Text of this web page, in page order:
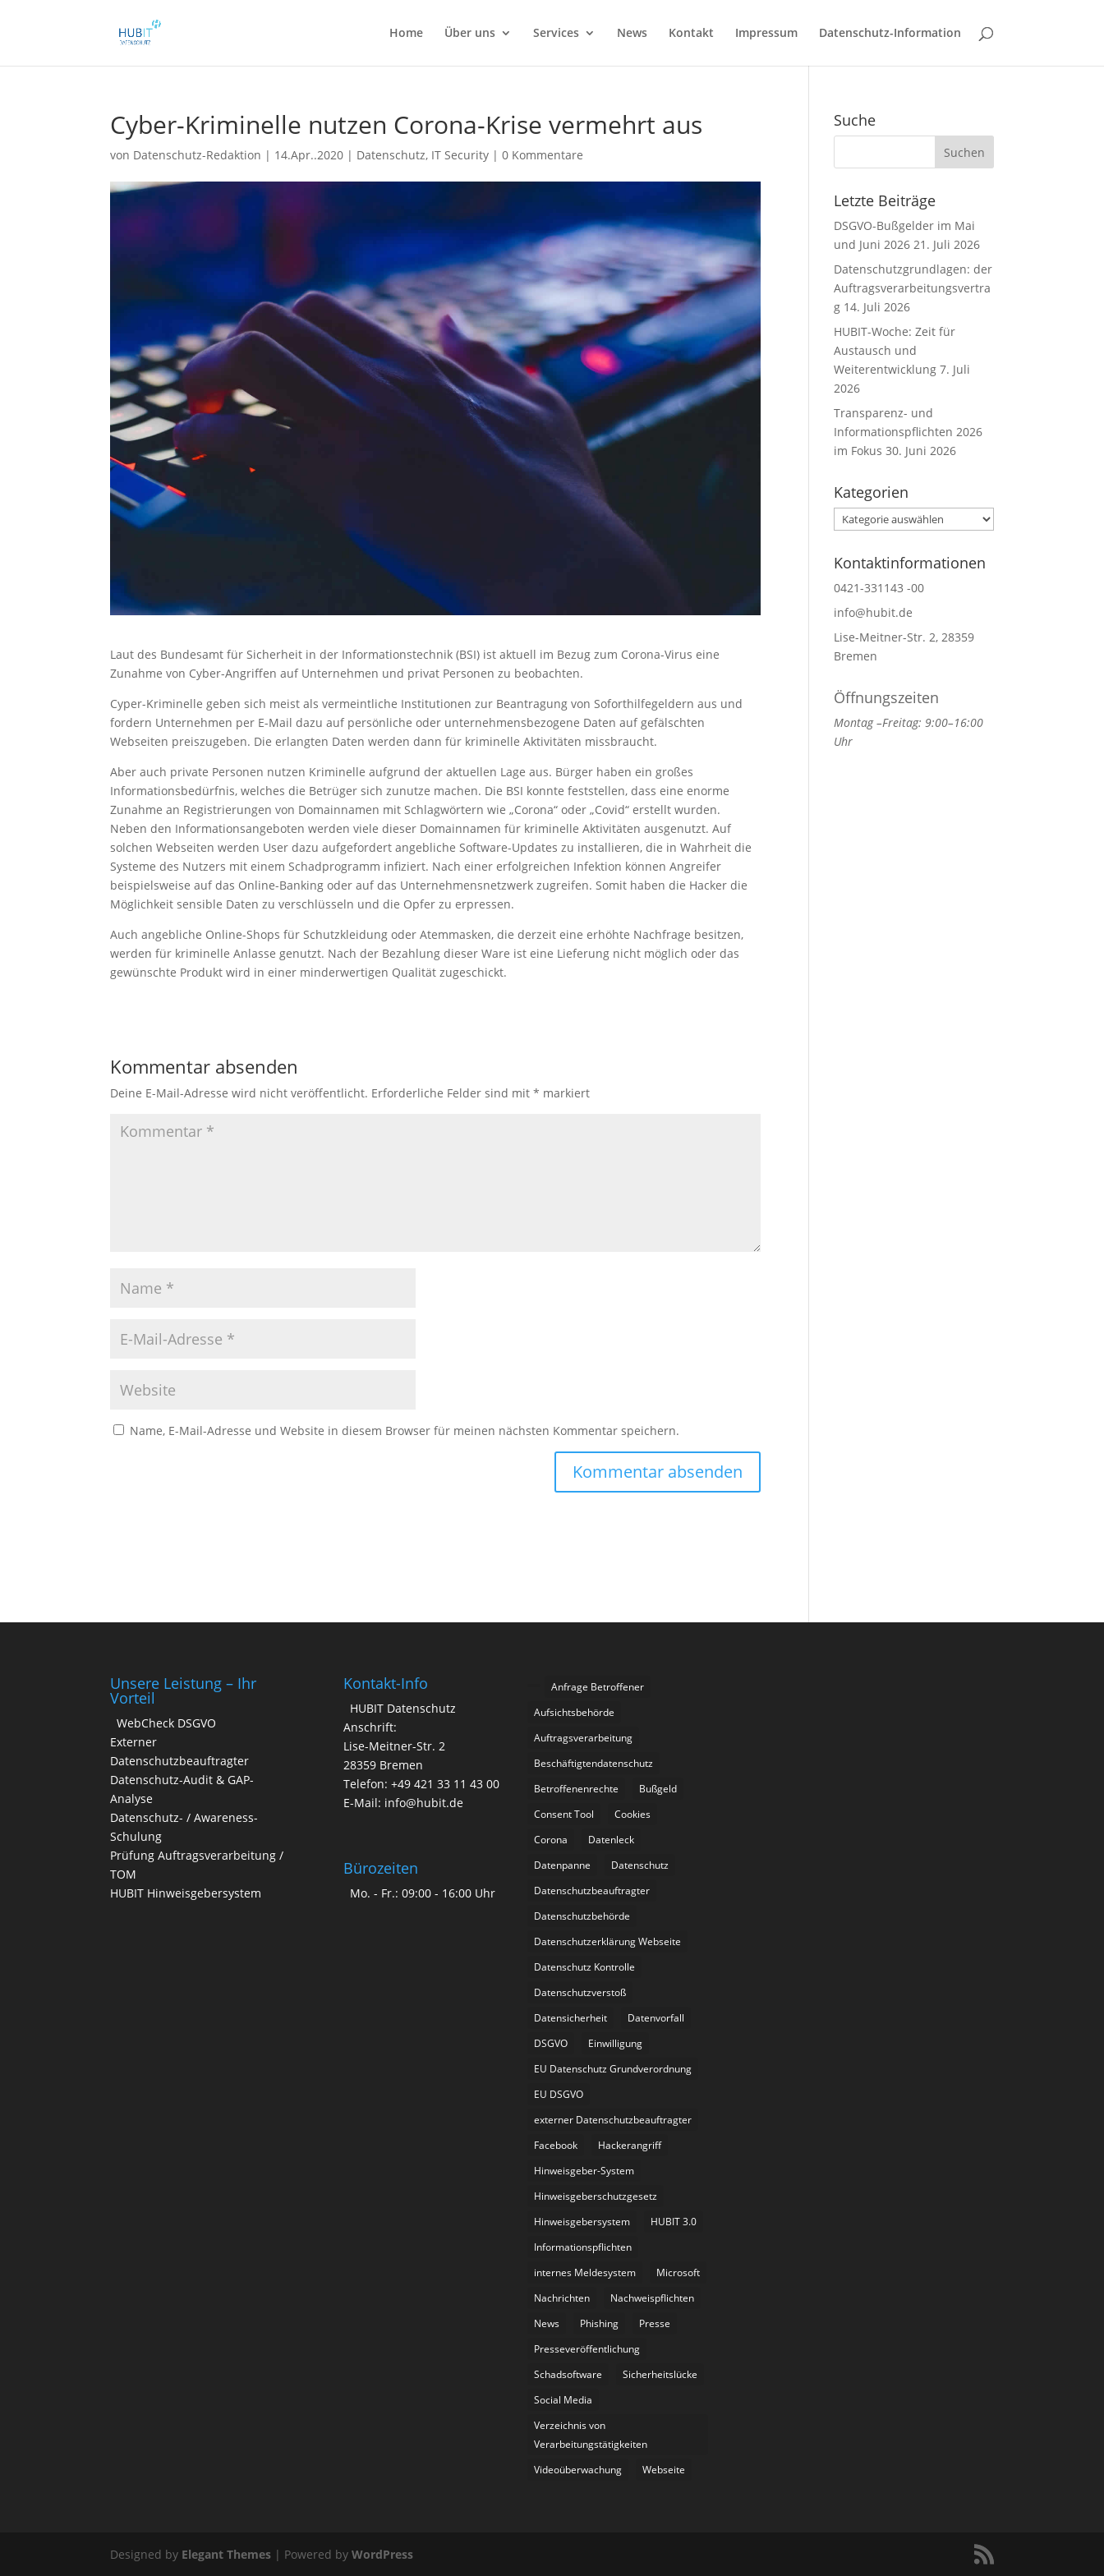
Home Über uns Services News Kontakt Impressum Datenschutz-Information
Cyber-Kriminelle nutzen Corona-Krise vermehrt aus
von Datenschutz-Redaktion | 14.Apr..2020 | Datenschutz, IT Security |0 Kommentare
Laut des Bundesamt für Sicherheit in der Informationstechnik (BSI) ist aktuell im Bezug zum Corona-Virus eine
Zunahme von Cyber-Angriffen auf Unternehmen und privat Personen zu beobachten.
Cyper-Kriminelle geben sich meist als vermeintliche Institutionen zur Beantragung von Soforthilfegeldern aus und
fordern Unternehmen per E-Mail dazu auf persönliche oder unternehmensbezogene Daten auf gefälschten
Webseiten preiszugeben. Die erlangten Daten werden dann für kriminelle Aktivitäten missbraucht.
Aber auch private Personen nutzen Kriminelle aufgrund der aktuellen Lage aus. Bürger haben ein großes
Informationsbedürfnis, welches die Betrüger sich zunutze machen. Die BSI konnte feststellen, dass eine enorme
Zunahme an Registrierungen von Domainnamen mit Schlagwörtern wie „Corona“ oder „Covid“ erstellt wurden.
Neben den Informationsangeboten werden viele dieser Domainnamen für kriminelle Aktivitäten ausgenutzt. Auf
solchen Webseiten werden User dazu aufgefordert angebliche Software-Updates zu installieren, die in Wahrheit die
Systeme des Nutzers mit einem Schadprogramm infiziert. Nach einer erfolgreichen Infektion können Angreifer
beispielsweise auf das Online-Banking oder auf das Unternehmensnetzwerk zugreifen. Somit haben die Hacker die
Möglichkeit sensible Daten zu verschlüsseln und die Opfer zu erpressen.
Auch angebliche Online-Shops für Schutzkleidung oder Atemmasken, die derzeit eine erhöhte Nachfrage besitzen,
werden für kriminelle Anlasse genutzt. Nach der Bezahlung dieser Ware ist eine Lieferung nicht möglich oder das
gewünschte Produkt wird in einer minderwertigen Qualität zugeschickt.
Kommentar absenden
Deine E-Mail-Adresse wird nicht veröffentlicht. Erforderliche Felder sind mit* markiert
Name, E-Mail-Adresse und Website in diesem Browser für meinen nächsten Kommentar speichern.
e
Suche
Letzte Beiträge
DSGVO-Bußgelder im Mai
und Juni 2026 21. Juli 2026
Datenschutzgrundlagen: der
Auftragsverarbeitungsvertra
g 14. Juli 2026
HUBIT-Woche: Zeit für
Austausch und
Weiterentwicklung 7. Juli
2026
Transparenz- und
Informationspflichten 2026
im Fokus 30. Juni 2026
Kategorien
Kategorien
Kontaktinformationen
0421-331143 -00
info@hubit.de
Lise-Meitner-Str. 2, 28359
Bremen
Öffnungszeiten
Montag –Freitag: 9:00–16:00
Uhr
Unsere Leistung – Ihr
Vorteil
WebCheck DSGVO
Externer
Datenschutzbeauftragter
Datenschutz-Audit & GAP-
Analyse
Datenschutz- / Awareness-
Schulung
Prüfung Auftragsverarbeitung /
TOM
HUBIT Hinweisgebersystem
Kontakt-Info
HUBIT Datenschutz
Anschrift:
Lise-Meitner-Str. 2
28359 Bremen
Telefon: +49 421 33 11 43 00
E-Mail: info@hubit.de
Bürozeiten
Mo. - Fr.: 09:00 - 16:00 Uhr
Anfrage Betroffener
Aufsichtsbehörde
Auftragsverarbeitung
Beschäftigtendatenschutz
Betroffenenrechte
Bußgeld
Consent Tool
Cookies
Corona
Datenleck
Datenpanne
Datenschutz
Datenschutzbeauftragter
Datenschutzbehörde
Datenschutzerklärung Webseite
Datenschutz Kontrolle
Datenschutzverstoß
Datensicherheit
Datenvorfall
DSGVO
Einwilligung
EU Datenschutz Grundverordnung
EU DSGVO
externer Datenschutzbeauftragter
Facebook
Hackerangriff
Hinweisgeber-System
Hinweisgeberschutzgesetz
Hinweisgebersystem
HUBIT 3.0
Informationspflichten
internes Meldesystem
Microsoft
Nachrichten
Nachweispflichten
News
Phishing
Presse
Presseveröffentlichung
Schadsoftware
Sicherheitslücke
Social Media
Verzeichnis von
Verarbeitungstätigkeiten
Videoüberwachung
Webseite
Designed by Elegant Themes | Powered byWordPress